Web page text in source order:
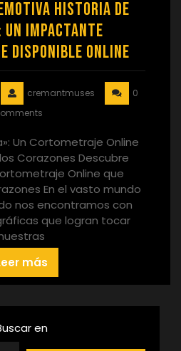
Historia de
Un Impactante
Disponible Online
cremantmuses
0
Un Cortometraje Online
Corazones Descubre
Online que
En el vasto mundo
nos encontramos con
que logran tocar
más
en